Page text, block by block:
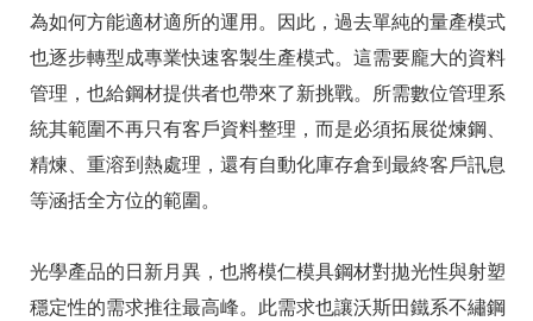
為如何方能適材適所的運用。因此，過去單純的量產模式
也逐步轉型成專業快速客製生產模式。這需要龐大的資料
管理，也給鋼材提供者也帶來了新挑戰。所需數位管理系
統其範圍不再只有客戶資料整理，而是必須拓展從煉鋼、
精煉、重溶到熱處理，還有自動化庫存倉到最終客戶訊息
等涵括全方位的範圍。
光學產品的日新月異，也將模仁模具鋼材對拋光性與射塑
穩定性的需求推往最高峰。此需求也讓沃斯田鐵系不繡鋼